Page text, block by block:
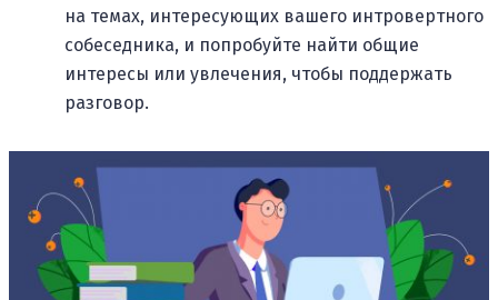
на темах, интересующих вашего интровертного
собеседника, и попробуйте найти общие
интересы или увлечения, чтобы поддержать
разговор.